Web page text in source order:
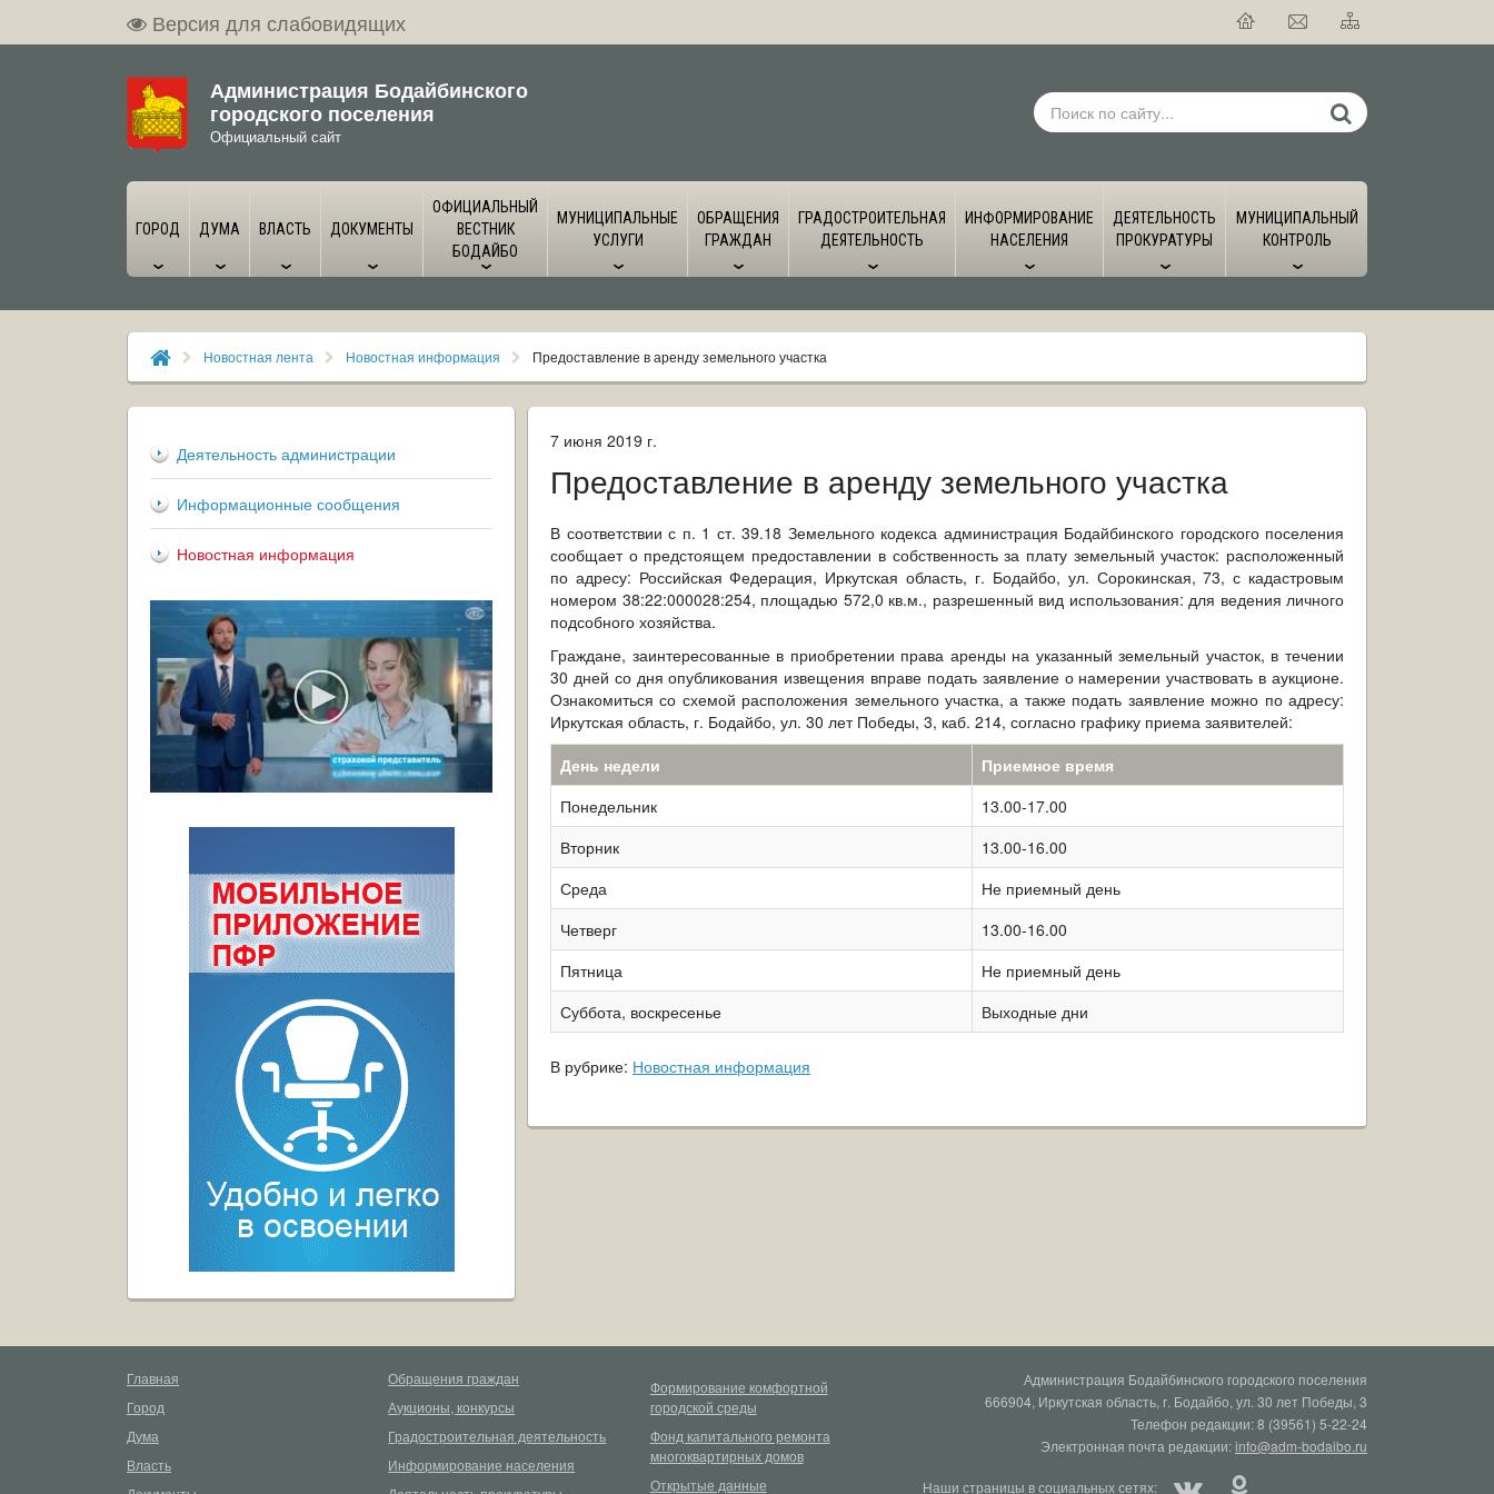
Версия для слабовидящих
Администрация Бодайбинского
городского поселения
Официальный сайт
ГОРОД ДУМА ВЛАСТЬ ДОКУМЕНТЫ
ОФИЦИАЛЬНЫЙ
ВЕСТНИК
БОДАЙБО
МУНИЦИПАЛЬНЫЕ
УСЛУГИ
ОБРАЩЕНИЯ
ГРАЖДАН
ГРАДОСТРОИТЕЛЬНАЯ
ДЕЯТЕЛЬНОСТЬ
ИНФОРМИРОВАНИЕ
НАСЕЛЕНИЯ
ДЕЯТЕЛЬНОСТЬ
ПРОКУРАТУРЫ
МУНИЦИПАЛЬНЫЙ
КОНТРОЛЬ
Новостная лента Новостная информация Предоставление в аренду земельного участка
Деятельность администрации
Информационные сообщения
Новостная информация
7 июня 2019 г.
Предоставление в аренду земельного участка
В соответствии с п. 1 ст. 39.18 Земельного кодекса администрация Бодайбинского городского поселения
сообщает о предстоящем предоставлении в собственность за плату земельный участок: расположенный
по адресу: Российская Федерация, Иркутская область, г. Бодайбо, ул. Сорокинская, 73, с кадастровым
номером 38:22:000028:254, площадью 572,0 кв.м., разрешенный вид использования: для ведения личного
подсобного хозяйства.
Граждане, заинтересованные в приобретении права аренды на указанный земельный участок, в течении
30 дней со дня опубликования извещения вправе подать заявление о намерении участвовать в аукционе.
Ознакомиться со схемой расположения земельного участка, а также подать заявление можно по адресу:
Иркутская область, г. Бодайбо, ул. 30 лет Победы, 3, каб. 214, согласно графику приема заявителей:
День недели
Приемное время
Понедельник
13.00-17.00
Вторник
13.00-16.00
Среда
Не приемный день
Четверг
13.00-16.00
Пятница
Не приемный день
Суббота, воскресенье
Выходные дни
В рубрике: Новостная информация
Главная
Город
Дума
Власть
Обращения граждан
Аукционы, конкурсы
Градостроительная деятельность
Информирование населения
Формирование комфортной
городской среды
Фонд капитального ремонта
многоквартирных домов
Открытые данные
Администрация Бодайбинского городского поселения
666904, Иркутская область, г. Бодайбо, ул. 30 лет Победы, 3
Телефон редакции: 8 (39561) 5-22-24
Электронная почта редакции:info@adm-bodaibo.ru
Наши страницы в социальных сетях: